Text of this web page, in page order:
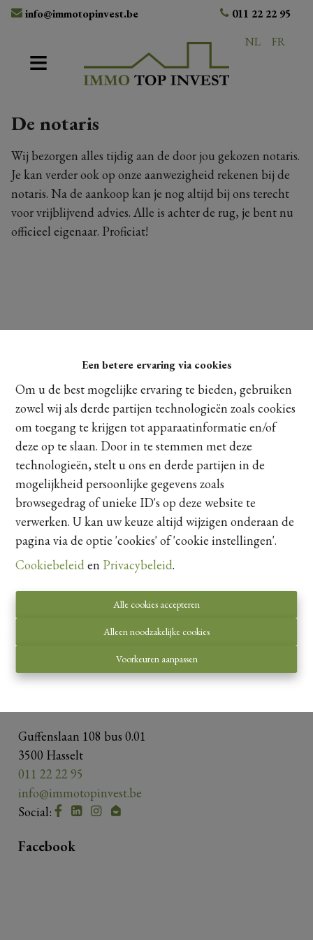
Een betere ervaring via cookies
Om u de best mogelijke ervaring te bieden, gebruiken
zowel wij als derde partijen technologieën zoals cookies
om toegang te krijgen tot apparaatinformatie en/of
deze op te slaan. Door in te stemmen met deze
technologieën, stelt u ons en derde partijen in de
mogelijkheid persoonlijke gegevens zoals
browsegedrag of unieke ID's op deze website te
verwerken. U kan uw keuze altijd wijzigen onderaan de
pagina via de optie 'cookies' of 'cookie instellingen'.
Cookiebeleid en Privacybeleid.
Alle cookies accepteren
Alleen noodzakelijke cookies
Voorkeuren aanpassen
info@immotopinvest.be
011 22 22 95
NL
FR
De notaris
Wij bezorgen alles tijdig aan de door jou gekozen notaris.
Je kan verder ook op onze aanwezigheid rekenen bij de
notaris. Na de aankoop kan je nog altijd bij ons terecht
voor vrijblijvend advies. Alle is achter de rug, je bent nu
officieel eigenaar. Proficiat!
Toezichthoudende autoriteit:
Beroepsinstituut van Vastgoedmakelaars,
Luxemburgstraat 16 B te 1000 Brussel.
Onderworpen aan dedeontologische code van het
Privacy statement-Disclaimer
Guffenslaan 108 bus 0.01
3500 Hasselt
011 22 22 95
info@immotopinvest.be
Social:
Facebook